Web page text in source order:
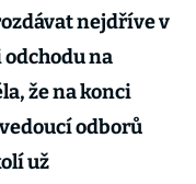
nejdříve v
na
že na konci
odborů
už